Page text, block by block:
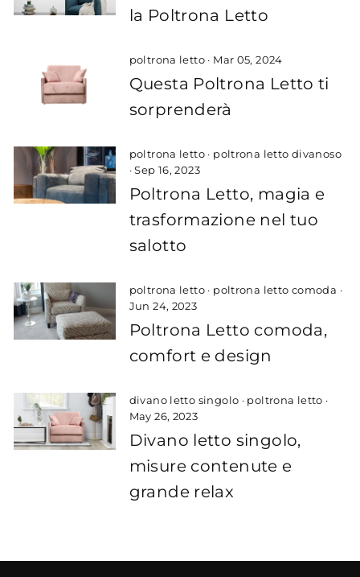
la Poltrona Letto
poltrona letto · Mar 05, 2024
Questa Poltrona Letto ti
sorprenderà
poltrona letto · poltrona letto divanoso
·Sep 16, 2023
Poltrona Letto, magia e
trasformazione nel tuo
salotto
poltrona letto · poltrona letto comoda ·
Jun 24, 2023
Poltrona Letto comoda,
comfort e design
divano letto singolo · poltrona letto ·
May 26, 2023
Divano letto singolo,
misure contenute e
grande relax